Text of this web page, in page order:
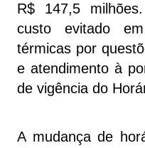
R$ 147,5
custo evitado
térmicas por
e atendimento à
de vigência do
A mudança de